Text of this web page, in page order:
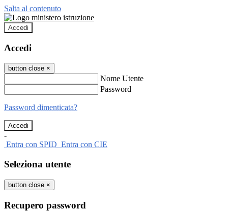
Salta al contenuto
Accedi
Accedi
button close ×
Nome Utente
Password
Password dimenticata?
-
Entra con SPID Entra con CIE
Seleziona utente
button close ×
Recupero password